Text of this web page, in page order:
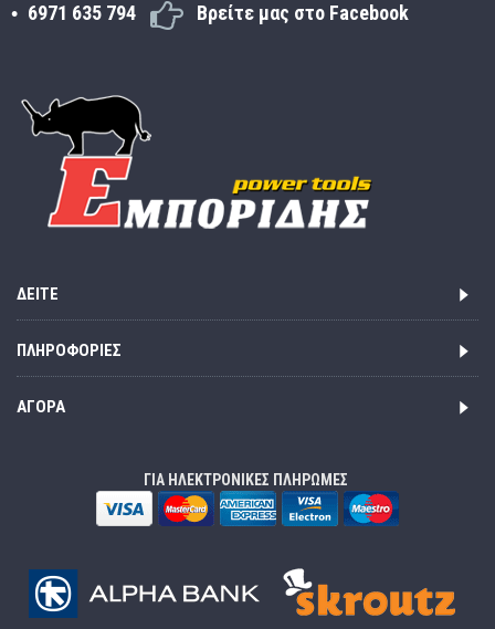
6971 635 794 Βρείτε μας στο Facebook
ΔΕΊΤΕ
ΠΛΗΡΟΦΟΡΊΕΣ
ΑΓΟΡΆ
ΓΙΑ ΗΛΕΚΤΡΟΝΙΚΕΣ ΠΛΗΡΩΜΕΣ